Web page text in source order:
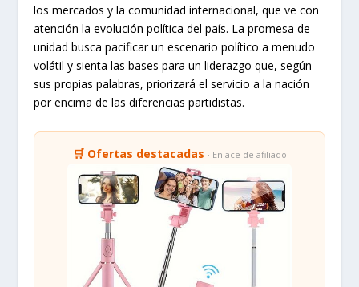
los mercados y la comunidad internacional, que ve con
atención la evolución política del país. La promesa de
unidad busca pacificar un escenario político a menudo
volátil y sienta las bases para un liderazgo que, según
sus propias palabras, priorizará el servicio a la nación
por encima de las diferencias partidistas.
🛒 Ofertas destacadas · Enlace de afiliado